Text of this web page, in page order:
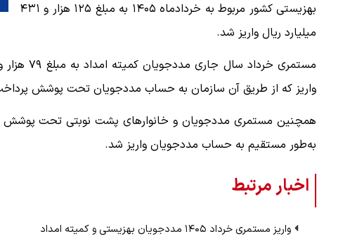
بهزیستی کشور مربوط به خردادماه ۱۴۰۵ به مبلغ ۱۲۵ هزار و ۴۳۱
میلیارد ریال واریز شد.
واریز که از طریق آن سازمان به حساب مددجویان تحت پوشش
به‌طور مستقیم به حساب مددجویان واریز شد.
اخبار مرتبط
واریز مستمری خرداد ۱۴۰۵ مددجویان بهزیستی و کمیته امداد